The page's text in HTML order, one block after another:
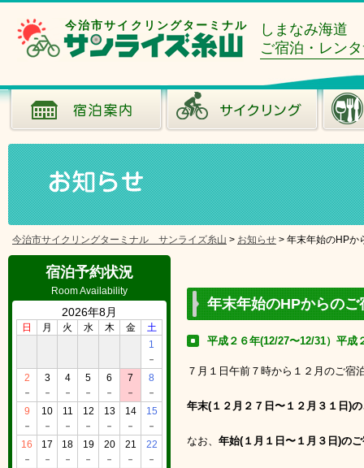
今治市サイクリングターミナル
しまなみ海道
ご宿泊・レン
今治市サイクリングターミナル サンライズ糸山 > お知らせ > 年末年始のHPか
宿泊予約状況
Room Availability
2026年8月
日 月 火 水 木 金
土
1
－
2
－
3
－
4
－
5
－
6
－
7
－
8
－
9
－
10
－
11
－
12
－
13
－
14
－
15
－
16
－
17
－
18
－
19
－
20
－
21
－
22
－
年末年始のHPからの
平成２６年(12/27〜12/31）平成
７月１日午前７時から１２月のご宿
年末(１２月２７日〜１２月３１日)
なお、 年始(１月１日〜１月３日)の